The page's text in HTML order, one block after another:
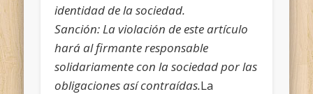
identidad de la sociedad.
Sanción:La violación de este artículo
hará al firmante responsable
solidariamente con la sociedad por las
obligaciones así contraídas.La